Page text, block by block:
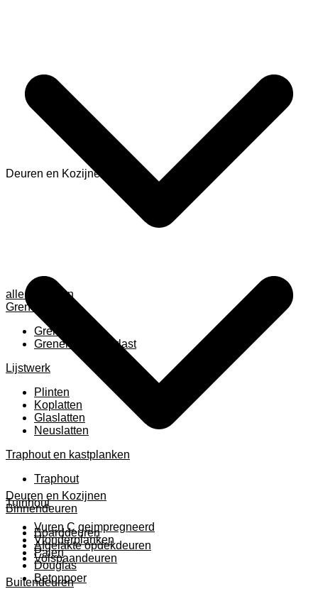
alle anzeigen
Grenen
Grenen B ruw
Grenen gevingerlast
Lijstwerk
Plinten
Koplatten
Glaslatten
Neuslatten
Traphout en kastplanken
Traphout
Tuinhout
Vuren C geimpregneerd
Vlonderplanken
Palen
Douglas
Betonpoer
Deuren en Kozijnen
Deuren en Kozijnen
Binnendeuren
Boarddeuren
Afgelakte opdekdeuren
Volspaandeuren
Buitendeuren